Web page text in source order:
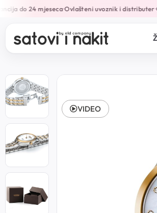
do 24 mjeseca•Ovlašteni uvoznik i distributer•
VIDEO